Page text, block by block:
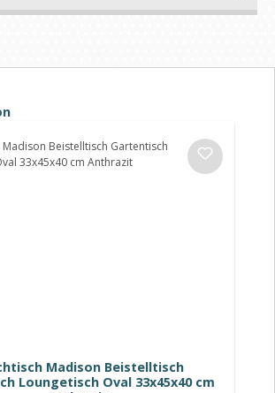
Madison Beistelltisch
Loungetisch Oval 33x45x40 cm